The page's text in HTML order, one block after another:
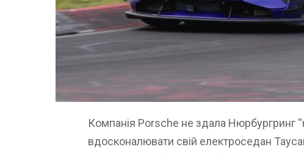
Компанія Porsche не здала Нюрбургринг
вдосконалювати свій електроседан